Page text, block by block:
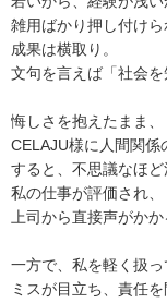
雑用ばかり押し付けら
成果は横取り。
文句を言えば「社会を
悔しさを抱えたまま、
CELAJU様に人間関係
すると、不思議なほど
私の仕事が評価され、
上司から直接声がかか
一方で、私を軽く扱っ
ミスが目立ち、責任を